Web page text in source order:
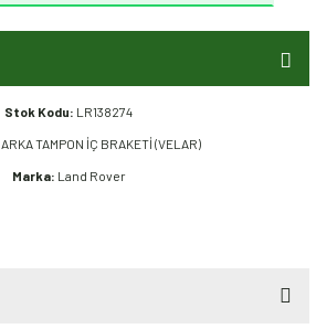
Stok Kodu: LR138274
ARKA TAMPON İÇ BRAKETİ (VELAR)
Marka: Land Rover